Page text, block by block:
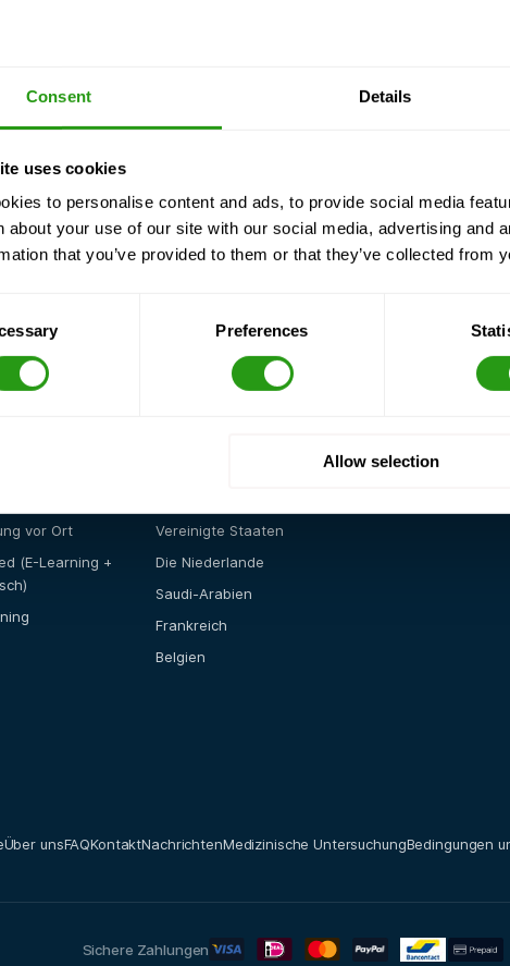
Consent Details
uses cookies
to personalise content and ads, to provide social media
about your use of our site with our social media, advertising and
that you’ve provided to them or that they’ve collected from
Preferences
Allow selection
vor Ort
(E-Learning +
Vereinigte Staaten
Die Niederlande
Saudi-Arabien
Frankreich
Belgien
Über unsFAQKontaktNachrichtenMedizinische UntersuchungBedingungen
Sichere Zahlungen